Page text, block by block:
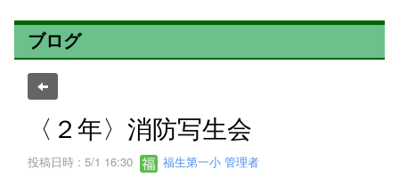
ブログ
〈２年〉消防写生会
投稿日時 : 5/1 16:30 福生第一小 管理者